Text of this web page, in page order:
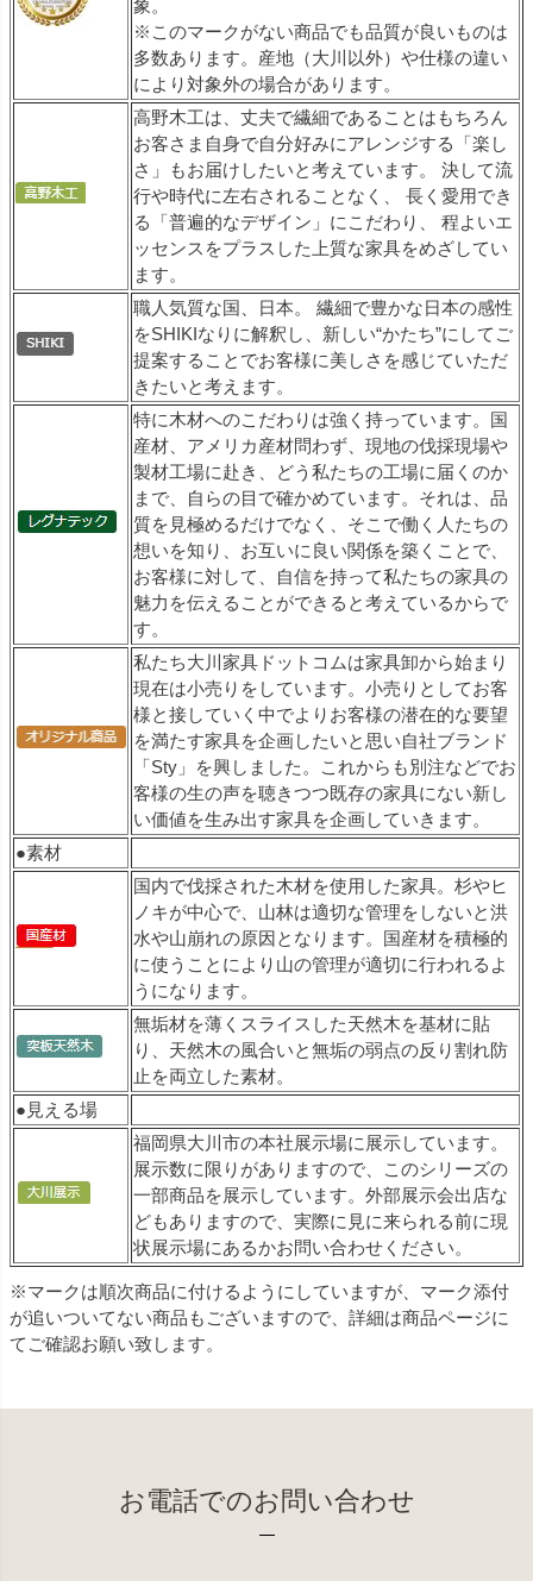
象。
※このマークがない商品でも品質が良いものは
多数あります。産地（大川以外）や仕様の違い
により対象外の場合があります。
高野木工は、丈夫で繊細であることはもちろん
お客さま自身で自分好みにアレンジする「楽し
さ」もお届けしたいと考えています。 決して流
行や時代に左右されることなく、 長く愛用でき
る「普遍的なデザイン」にこだわり、 程よいエ
ッセンスをプラスした上質な家具をめざしてい
ます。
職人気質な国、日本。 繊細で豊かな日本の感性
をSHIKIなりに解釈し、新しい“かたち”にしてご
提案することでお客様に美しさを感じていただ
きたいと考えます。
特に木材へのこだわりは強く持っています。国
産材、アメリカ産材問わず、現地の伐採現場や
製材工場に赴き、どう私たちの工場に届くのか
まで、自らの目で確かめています。それは、品
質を見極めるだけでなく、そこで働く人たちの
想いを知り、お互いに良い関係を築くことで、
お客様に対して、自信を持って私たちの家具の
魅力を伝えることができると考えているからで
す。
私たち大川家具ドットコムは家具卸から始まり
現在は小売りをしています。小売りとしてお客
様と接していく中でよりお客様の潜在的な要望
を満たす家具を企画したいと思い自社ブランド
「Sty」を興しました。これからも別注などでお
客様の生の声を聴きつつ既存の家具にない新し
い価値を生み出す家具を企画していきます。
●素材
国内で伐採された木材を使用した家具。杉やヒ
ノキが中心で、山林は適切な管理をしないと洪
水や山崩れの原因となります。国産材を積極的
に使うことにより山の管理が適切に行われるよ
うになります。
無垢材を薄くスライスした天然木を基材に貼
り、天然木の風合いと無垢の弱点の反り割れ防
止を両立した素材。
●見える場
福岡県大川市の本社展示場に展示しています。
展示数に限りがありますので、このシリーズの
一部商品を展示しています。外部展示会出店な
どもありますので、実際に見に来られる前に現
状展示場にあるかお問い合わせください。
※マークは順次商品に付けるようにしていますが、マーク添付
が追いついてない商品もございますので、詳細は商品ページに
てご確認お願い致します。
お電話でのお問い合わせ